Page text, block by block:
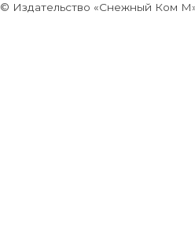
© Издательство «Снежный Ком